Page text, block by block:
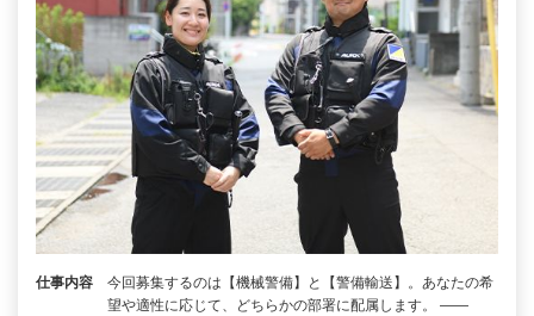
仕事内容
今回募集するのは【機械警備】と【警備輸送】。あなたの希
望や適性に応じて、どちらかの部署に配属します。 ――